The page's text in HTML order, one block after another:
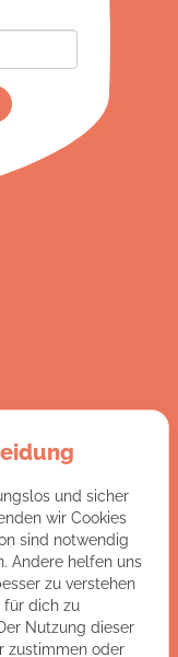
und sicher
wir Cookies
sind notwendig
Andere helfen uns
zu verstehen
für dich zu
Nutzung dieser
zustimmen oder